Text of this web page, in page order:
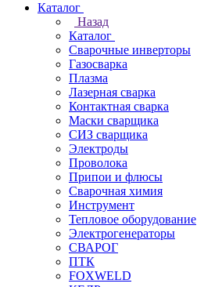
Каталог
Назад
Каталог
Сварочные инверторы
Газосварка
Плазма
Лазерная сварка
Контактная сварка
Маски сварщика
СИЗ сварщика
Электроды
Проволока
Припои и флюсы
Сварочная химия
Инструмент
Тепловое оборудование
Электрогенераторы
СВАРОГ
ПТК
FOXWELD